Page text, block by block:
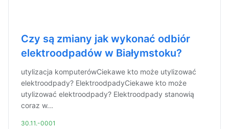
Czy są zmiany jak wykonać odbiór
elektroodpadów w Białymstoku?
utylizacja komputerówCiekawe kto może utylizować
elektroodpady? ElektroodpadyCiekawe kto może
utylizować elektroodpady? Elektroodpady stanowią
coraz w...
30.11.-0001